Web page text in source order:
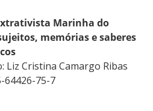
Marinha do
memórias e saberes
Liz Cristina Camargo Ribas
64426-75-7